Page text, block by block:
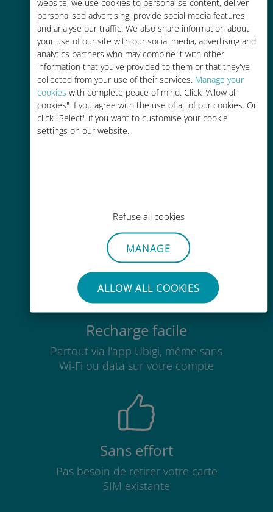
personalised advertising, provide social media features
and analyse our traffic. We also share information about
your use of our site with our social media, advertising and
analytics partners who may combine it with other
information that you've provided to them or that they've
collected from your use of their services. Manage your
cookies with complete peace of mind. Click "Allow all
cookies" if you agree with the use of all of our cookies. Or
click "Select" if you want to customise your cookie
settings on our website.
Refuse all cookies
MANAGE
ALLOW ALL COOKIES
Mondiale
Connectivité cellulaire mondiale de
haute qualité dans plus de
200 destinations
Jusqu'à 90 % moins cher que les
frais d'itinérance avec votre
opérateur habituel
Recharge facile
Partout via l'app Ubigi, même sans
Wi-Fi ou data sur votre compte
Sans effort
Pas besoin de retirer votre carte
SIM existante